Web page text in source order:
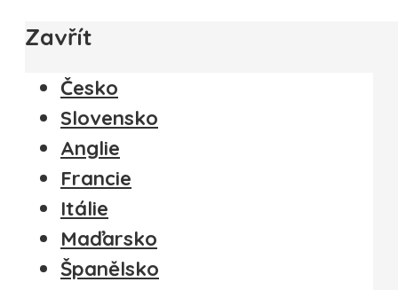
Zavřít
Česko
Slovensko
Anglie
Francie
Itálie
Maďarsko
Španělsko